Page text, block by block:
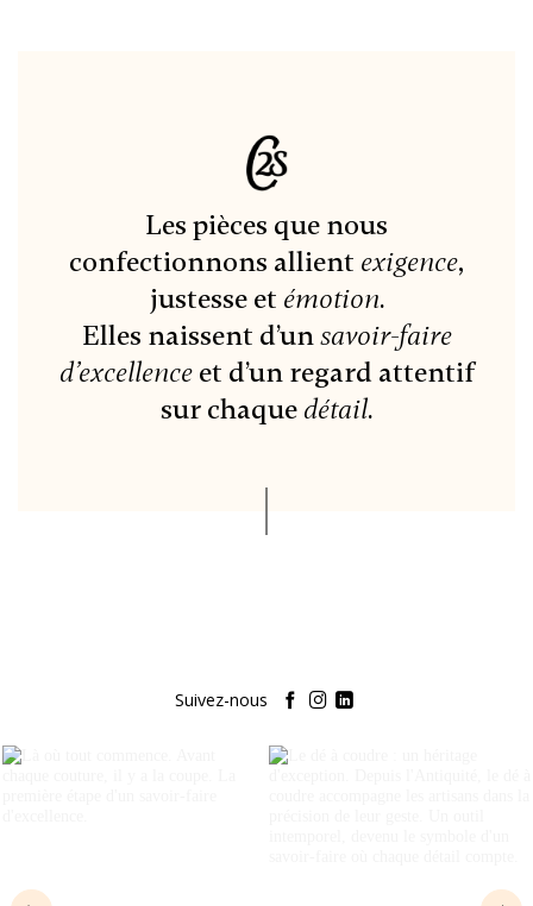
Les pièces que nous
confectionnons allient exigence,
justesse et émotion.
Elles naissent d’unsavoir-faire
d’excellenceet d’un regard attentif
sur chaque détail.
Suivez-nous